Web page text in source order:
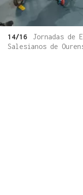
14/16
Jornadas de
Salesianos de